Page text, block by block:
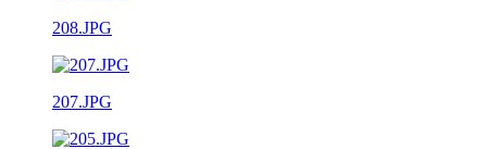
208.JPG
207.JPG